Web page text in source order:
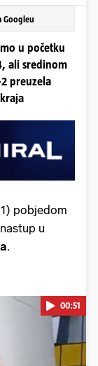
Googleu
u početku
ali sredinom
preuzela
pobjedom
u
.
00:51